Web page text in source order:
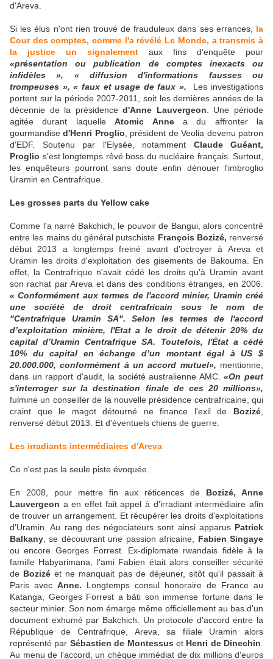
d'Areva.
Si les élus n'ont rien trouvé de frauduleux dans ses errances, la
Cour des comptes, comme l'a révélé Le Monde, a transmis à
la justice un signalement
aux fins d'enquête pour
«présentation ou publication de comptes inexacts ou
infidèles », « diffusion d'informations fausses ou
trompeuses », « faux et usage de faux ». Les investigations
portent sur la période 2007-2011, soit les dernières années de la
décennie de la présidenced'Anne Lauvergeon . Une période
agitée durant laquelleAtomic Annea du affronter la
gourmandised'Henri Proglio , président de Veolia devenu patron
d'EDF. Soutenu par l'Elysée, notamment Claude Guéant,
Proglio s'est longtemps rêvé boss du nucléaire français. Surtout,
les enquêteurs pourront sans doute enfin dénouer l'imbroglio
Uramin en Centrafrique.
Les grosses parts du Yellow cake
Comme l'a narré Bakchich, le pouvoir de Bangui, alors concentré
entre les mains du général putschiste François Bozizé, renversé
début 2013 a longtemps freiné avant d'octroyer à Areva et
Uramin les droits d'exploitation des gisements de Bakouma. En
effet, la Centrafrique n'avait cédé les droits qu'à Uramin avant
son rachat par Areva et dans des conditions étranges, en 2006.
« Conformément aux termes de l'accord minier, Uramin créé
une société de droit centrafricain sous le nom de
"Centrafrique Uramin SA". Selon les termes de l'accord
d’exploitation minière, l'Etat a le droit de détenir 20% du
capital d’Uramin Centrafrique SA. Toutefois, l'État a cédé
10% du capital en échange d’un montant égal à US $
20.000.000, conformément à un accord mutuel», mentionne,
dans un rapport d'audit, la société australienne AMC.«On peut
s'interroger sur la destination finale de ces 20 millions»,
fulmine un conseiller de la nouvelle présidence centrafricaine, qui
craint que le magot détourné ne finance l'exil de Bozizé
renversé début 2013. Et d'éventuels chiens de guerre.
Les irradiants intermédiaires d'Areva
Ce n'est pas la seule piste évoquée.
En 2008, pour mettre fin aux réticences de Bozizé, Anne
Lauvergeon a en effet fait appel à d'irradiant intermédiaire afin
de trouver un arrangement. Et récupérer les droits d'exploitations
d'Uramin. Au rang des négociateurs sont ainsi apparus Patrick
Balkany , se découvrant une passion africaine, Fabien Singaye
ou encore Georges Forrest. Ex-diplomate rwandais fidèle à la
famille Habyarimana, l'ami Fabien était alors conseiller sécurité
de Bozizé et ne manquait pas de déjeuner, sitôt qu'il passait à
Paris avec Anne. Longtemps consul honoraire de France au
Katanga, Georges Forrest a bâti son immense fortune dans le
secteur minier. Son nom émarge même officiellement au bas d'un
document exhumé par Bakchich. Un protocole d'accord entre la
République de Centrafrique, Areva, sa filiale Uramin alors
représenté par Sébastien de Montessus et Henri de Dinechin
Au menu de l'accord, un chèque immédiat de dix millions d'euros